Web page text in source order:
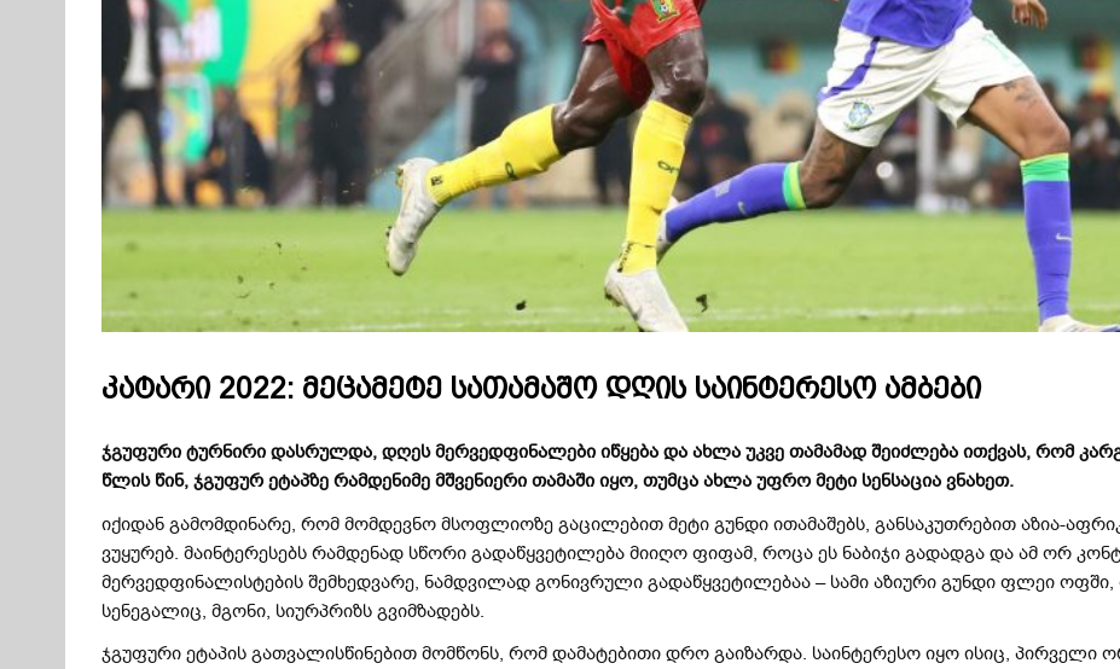
კატარი 2022: მეცამეტე სათამაშო დღის საინტერესო ამბები
ჯგუფური ტურნირი დასრულდა, დღეს მერვედფინალები იწყება და ახლა უკვე თამამად შეიძლება ითქვას, რომ
წლის წინ, ჯგუფურ ეტაპზე რამდენიმე მშვენიერი თამაში იყო, თუმცა ახლა უფრო მეტი სენსაცია ვნახეთ.
იქიდან გამომდინარე, რომ მომდევნო მსოფლიოზე გაცილებით მეტი გუნდი ითამაშებს, განსაკუთრებით აზია-
ვუყურებ. მაინტერესებს რამდენად სწორი გადაწყვეტილება მიიღო ფიფამ, როცა ეს ნაბიჯი გადადგა და ამ ორ
მერვედფინალისტების შემხედვარე, ნამდვილად გონივრული გადაწყვეტილებაა – სამი აზიური გუნდი ფლეი
სენეგალიც, მგონი, სიურპრიზს გვიმზადებს.
ჯგუფური ეტაპის გათვალისწინებით მომწონს, რომ დამატებითი დრო გაიზარდა. საინტერესო იყო ისიც, პირველი